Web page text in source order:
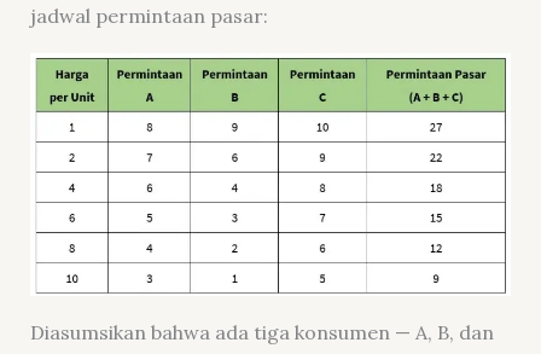
jadwal permintaan pasar:
Diasumsikan bahwa ada tiga konsumen — A, B, dan